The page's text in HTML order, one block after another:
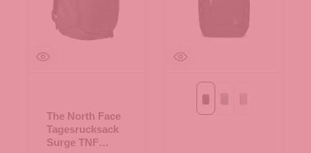
The North Face
Tagesrucksack
Surge TNF
Blackmonochrome marlin